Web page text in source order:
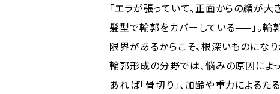
「エラが張っていて、正面からの顔が大
髪型で輪郭をカバーしている——」。輪
限界があるからこそ、根深いものになり
輪郭形成の分野では、悩みの原因によ
あれば「骨切り」、加齢や重力によるた